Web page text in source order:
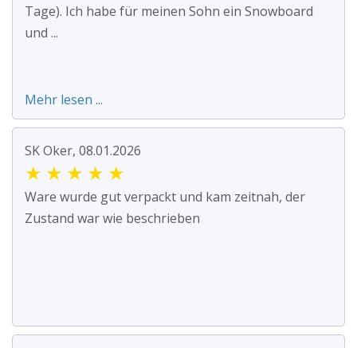
Tage). Ich habe für meinen Sohn ein Snowboard
und ...
Mehr lesen ...
SK Oker, 08.01.2026
★ ★ ★ ★ ★
Ware wurde gut verpackt und kam zeitnah, der
Zustand war wie beschrieben